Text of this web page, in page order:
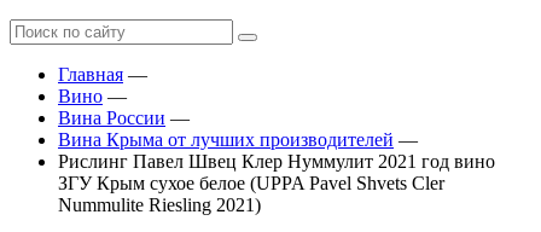
Главная —
Вино —
Вина России —
Вина Крыма от лучших производителей —
Рислинг Павел Швец Клер Нуммулит 2021 год вино
ЗГУ Крым сухое белое (UPPA Pavel Shvets Cler
Nummulite Riesling 2021)